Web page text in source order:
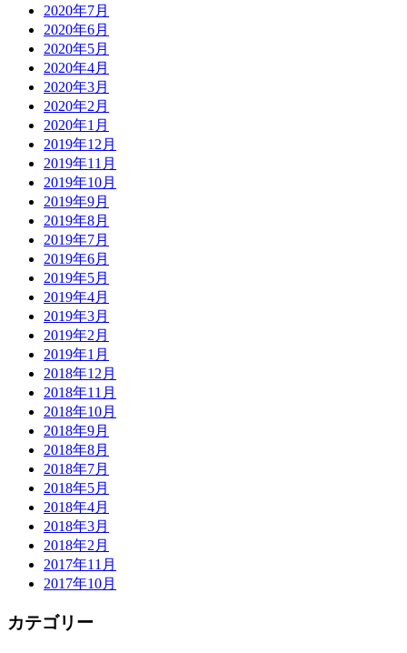
2020年7月
2020年6月
2020年5月
2020年4月
2020年3月
2020年2月
2020年1月
2019年12月
2019年11月
2019年10月
2019年9月
2019年8月
2019年7月
2019年6月
2019年5月
2019年4月
2019年3月
2019年2月
2019年1月
2018年12月
2018年11月
2018年10月
2018年9月
2018年8月
2018年7月
2018年5月
2018年4月
2018年3月
2018年2月
2017年11月
2017年10月
カテゴリー